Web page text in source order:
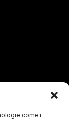
come i